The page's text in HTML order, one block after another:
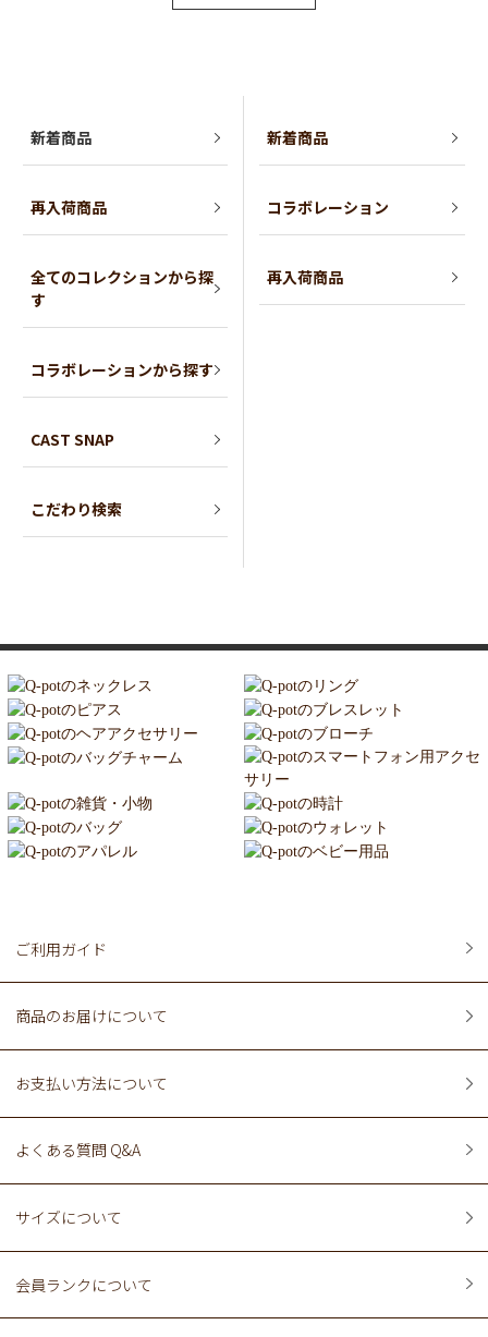
新着商品
再入荷商品
全てのコレクションから探
す
コラボレーションから探す
CAST SNAP
こだわり検索
新着商品
コラボレーション
再入荷商品
ご利用ガイド
商品のお届けについて
お支払い方法について
よくある質問 Q&A
サイズについて
会員ランクについて